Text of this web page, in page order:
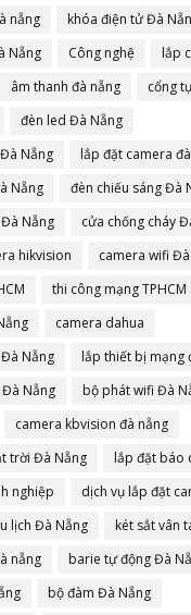
nẵng
khóa điện tử Đà
Nẵng
Công nghệ
lắp
âm thanh đà nẵng
cổng
đèn led Đà Nẵng
Nẵng
lắp đặt camera
Nẵng
đèn chiếu sáng Đà
Nẵng
cửa chống cháy
hikvision
camera wifi
thi công mạng TPHCM
camera dahua
Nẵng
lắp thiết bị mạng
Đà Nẵng
bộ phát wifi Đà
camera kbvision đà nẵng
trời Đà Nẵng
lắp đặt báo
nghiệp
dịch vụ lắp đặt
lịch Đà Nẵng
két sắt vân
nẵng
barie tự động Đà
bộ đàm Đà Nẵng